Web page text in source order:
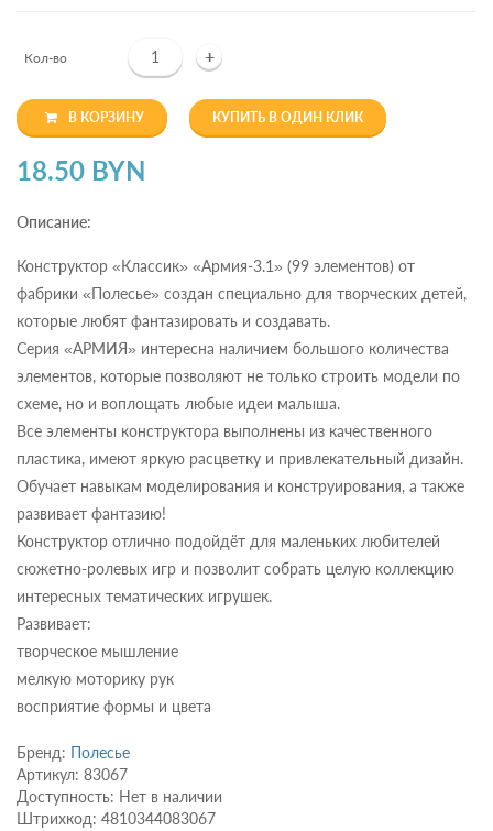
Кол-во +
В КОРЗИНУ КУПИТЬ В ОДИН КЛИК
18.50 BYN
Описание:
Конструктор «Классик» «Армия-3.1» (99 элементов) от
фабрики «Полесье» создан специально для творческих детей,
которые любят фантазировать и создавать.
Серия «АРМИЯ» интересна наличием большого количества
элементов, которые позволяют не только строить модели по
схеме, но и воплощать любые идеи малыша.
Все элементы конструктора выполнены из качественного
пластика, имеют яркую расцветку и привлекательный дизайн.
Обучает навыкам моделирования и конструирования, а также
развивает фантазию!
Конструктор отлично подойдёт для маленьких любителей
сюжетно-ролевых игр и позволит собрать целую коллекцию
интересных тематических игрушек.
Развивает:
творческое мышление
мелкую моторику рук
восприятие формы и цвета
Бренд: Полесье
Артикул: 83067
Доступность: Нет в наличии
Штрихкод: 4810344083067